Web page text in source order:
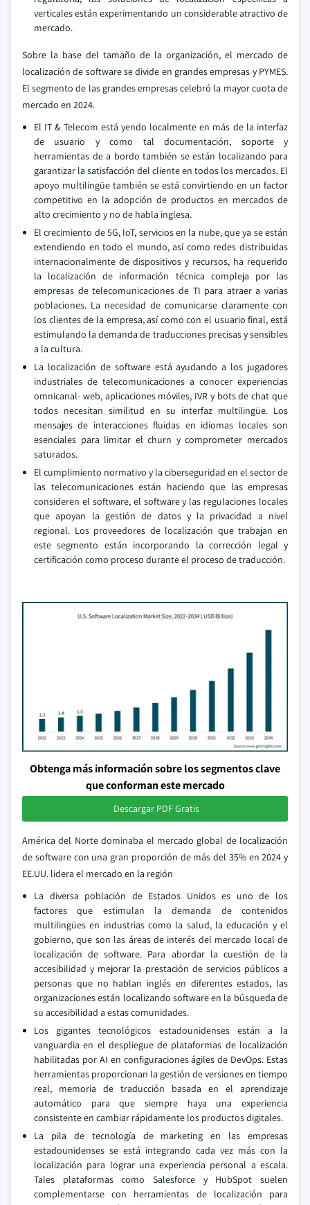
verticales están experimentando un considerable atractivo de
mercado.
Sobre la base del tamaño de la organización, el mercado de
localización de software se divide en grandes empresas y PYMES.
El segmento de las grandes empresas celebró la mayor cuota de
mercado en 2024.
El IT & Telecom está yendo localmente en más de la interfaz
de usuario y como tal documentación, soporte y
herramientas de a bordo también se están localizando para
garantizar la satisfacción del cliente en todos los mercados. El
apoyo multilingüe también se está convirtiendo en un factor
competitivo en la adopción de productos en mercados de
alto crecimiento y no de habla inglesa.
El crecimiento de 5G, IoT, servicios en la nube, que ya se están
extendiendo en todo el mundo, así como redes distribuidas
internacionalmente de dispositivos y recursos, ha requerido
la localización de información técnica compleja por las
empresas de telecomunicaciones de TI para atraer a varias
poblaciones. La necesidad de comunicarse claramente con
los clientes de la empresa, así como con el usuario final, está
estimulando la demanda de traducciones precisas y sensibles
a la cultura.
La localización de software está ayudando a los jugadores
industriales de telecomunicaciones a conocer experiencias
omnicanal- web, aplicaciones móviles, IVR y bots de chat que
todos necesitan similitud en su interfaz multilingüe. Los
mensajes de interacciones fluidas en idiomas locales son
esenciales para limitar el churn y comprometer mercados
saturados.
El cumplimiento normativo y la ciberseguridad en el sector de
las telecomunicaciones están haciendo que las empresas
consideren el software, el software y las regulaciones locales
que apoyan la gestión de datos y la privacidad a nivel
regional. Los proveedores de localización que trabajan en
este segmento están incorporando la corrección legal y
certificación como proceso durante el proceso de traducción.
Obtenga más información sobre los segmentos clave
que conforman este mercado
Descargar PDF Gratis
América del Norte dominaba el mercado global de localización
de software con una gran proporción de más del 35% en 2024 y
EE.UU. lidera el mercado en la región
La diversa población de Estados Unidos es uno de los
factores que estimulan la demanda de contenidos
multilingües en industrias como la salud, la educación y el
gobierno, que son las áreas de interés del mercado local de
localización de software. Para abordar la cuestión de la
accesibilidad y mejorar la prestación de servicios públicos a
personas que no hablan inglés en diferentes estados, las
organizaciones están localizando software en la búsqueda de
su accesibilidad a estas comunidades.
Los gigantes tecnológicos estadounidenses están a la
vanguardia en el despliegue de plataformas de localización
habilitadas por AI en configuraciones ágiles de DevOps. Estas
herramientas proporcionan la gestión de versiones en tiempo
real, memoria de traducción basada en el aprendizaje
automático para que siempre haya una experiencia
consistente en cambiar rápidamente los productos digitales.
La pila de tecnología de marketing en las empresas
estadounidenses se está integrando cada vez más con la
localización para lograr una experiencia personal a escala.
Tales plataformas como Salesforce y HubSpot suelen
complementarse con herramientas de localización para